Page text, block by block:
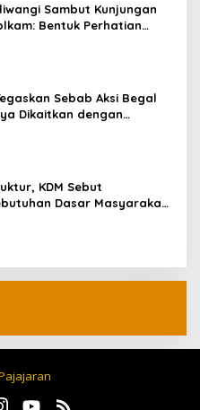
Sambut Kunjungan
Bentuk Perhatian
Sebab Aksi Begal
Dikaitkan dengan
KDM Sebut
Dasar Masyarakat
Jabar 2027